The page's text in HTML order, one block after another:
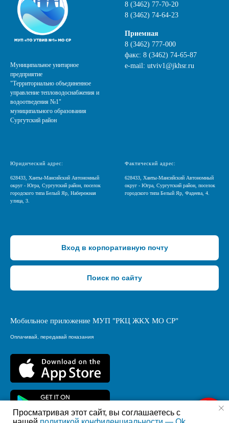
Сообщи об инциденте
Просматривая этот сайт, вы соглашаетесь с
Муниципальное унитарное
предприятие
"Территориально объединенное
управление тепловодоснабжения и
водоотведения №1"
муниципального образования
Сургутский район
8 (3462) 77-70-20
8 (3462) 74-64-23
Приемная
8 (3462) 777-000
факс: 8 (3462) 74-65-87
e-mail: utviv1@jkhsr.ru
Юридический адрес:
628433, Ханты-Мансийский Автономный
округ - Югра, Сургутский район, поселок
городского типа Белый Яр, Набережная
улица, 3.
Фактический адрес:
628433, Ханты-Мансийский Автономный
округ - Югра, Сургутский район, поселок
городского типа Белый Яр, Фадеева, 4.
Вход в корпоративную почту
Поиск по сайту
Мобильное приложение МУП "РКЦ ЖКХ МО СР"
Оплачивай, передавай показания